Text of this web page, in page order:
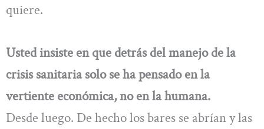
quiere.
Usted insiste en que detrás del manejo de la
crisis sanitaria solo se ha pensado en la
vertiente económica, no en la humana.
Desde luego. De hecho los bares se abrían y las